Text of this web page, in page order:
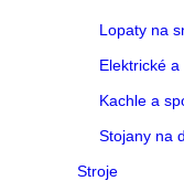
Lopaty na
Elektrické
Kachle a
Stojany na
Stroje